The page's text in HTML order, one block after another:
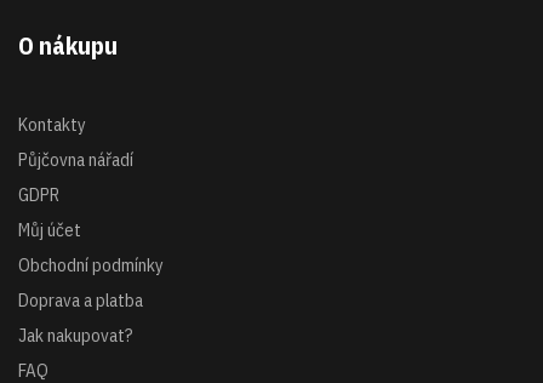
O nákupu
Kontakty
Půjčovna nářadí
GDPR
Můj účet
Obchodní podmínky
Doprava a platba
Jak nakupovat?
FAQ